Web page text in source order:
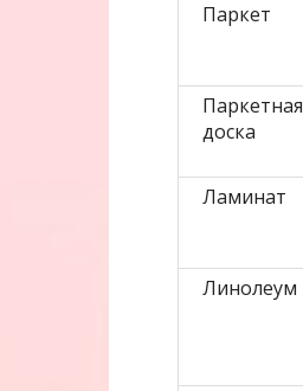
Паркет
Паркетная
доска
Ламинат
Линолеум